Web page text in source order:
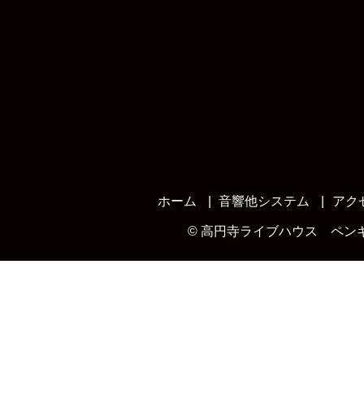
ホーム 音響他システム アク
© 高円寺ライブハウス ペン